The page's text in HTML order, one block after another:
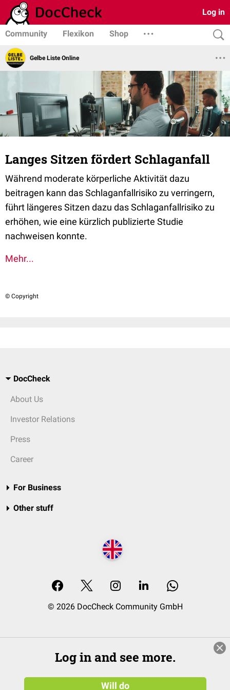
Log in
Community Flexikon Shop
Gelbe Liste Online
Langes Sitzen fördert Schlaganfall
Während moderate körperliche Aktivität dazu
beitragen kann das Schlaganfallrisiko zu verringern,
führt längeres Sitzen dazu das Schlaganfallrisiko zu
erhöhen, wie eine kürzlich publizierte Studie
nachweisen konnte.
Mehr...
© Copyright
DocCheck
About Us
Investor Relations
Press
Career
For Business
Other stuff
© 2026 DocCheck Community GmbH
Log in and see more.
Will do